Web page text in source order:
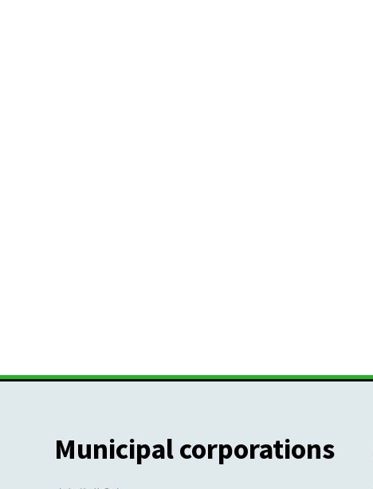
Municipal corporations